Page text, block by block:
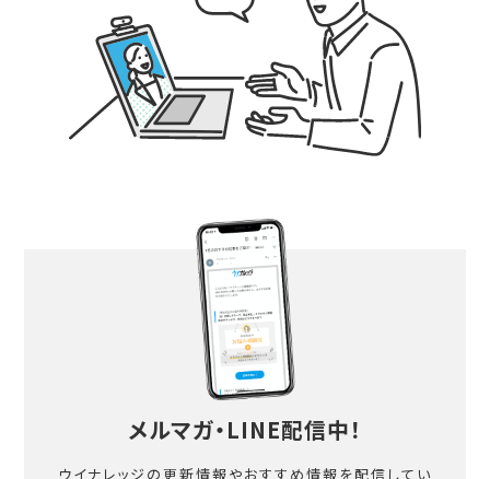
メルマガ・LINE配信中！
ウイナレッジの更新情報やおすすめ情報を配信してい